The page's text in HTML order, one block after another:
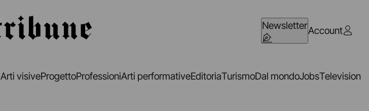
NewsletterAccount
Arti visiveProgettoProfessioniArti performativeEditoriaTurismoDal mondoJobsTelevision